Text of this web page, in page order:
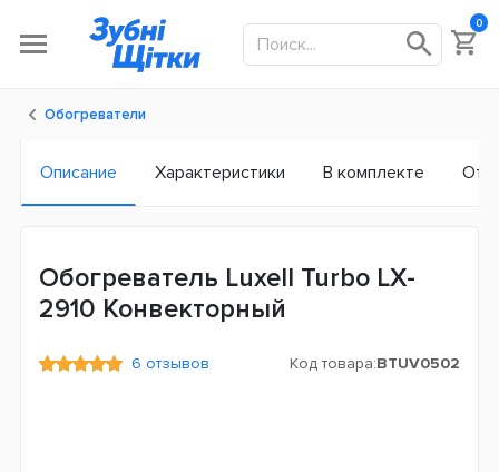
0
Обогреватели
Описание Характеристики В комплекте
Обогреватель Luxell Turbo LX-
2910 Конвекторный
6 отзывов Код товара:BTUV0502